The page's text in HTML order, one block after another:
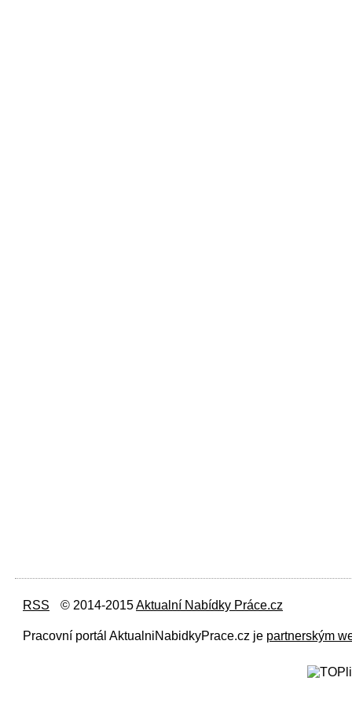
RSS © 2014-2015Aktualní Nabídky Práce.cz
Pracovní portál AktualniNabidkyPrace.cz je partnerským